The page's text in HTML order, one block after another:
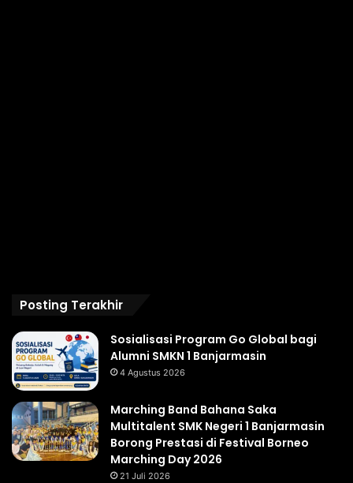
Posting Terakhir
Sosialisasi Program Go Global bagi
Alumni SMKN 1 Banjarmasin
4 Agustus 2026
Marching Band Bahana Saka
Multitalent SMK Negeri 1 Banjarmasin
Borong Prestasi di Festival Borneo
Marching Day 2026
21 Juli 2026